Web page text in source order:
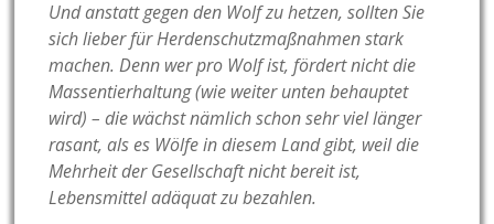
Und anstatt gegen den Wolf zu hetzen, sollten Sie
sich lieber für Herdenschutzmaßnahmen stark
machen. Denn wer pro Wolf ist, fördert nicht die
Massentierhaltung (wie weiter unten behauptet
wird) – die wächst nämlich schon sehr viel länger
rasant, als es Wölfe in diesem Land gibt, weil die
Mehrheit der Gesellschaft nicht bereit ist,
Lebensmittel adäquat zu bezahlen.